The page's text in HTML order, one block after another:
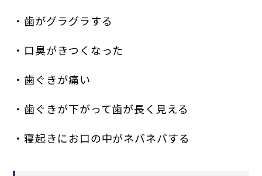
・歯がグラグラする
・口臭がきつくなった
・歯ぐきが痛い
・歯ぐきが下がって歯が長く見える
・寝起きにお口の中がネバネバする